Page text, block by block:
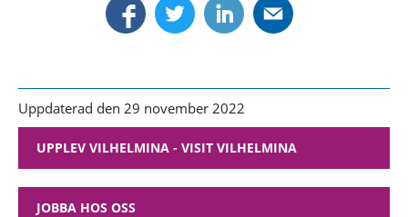
Uppdaterad den 29 november 2022
UPPLEV VILHELMINA - VISIT VILHELMINA
JOBBA HOS OSS